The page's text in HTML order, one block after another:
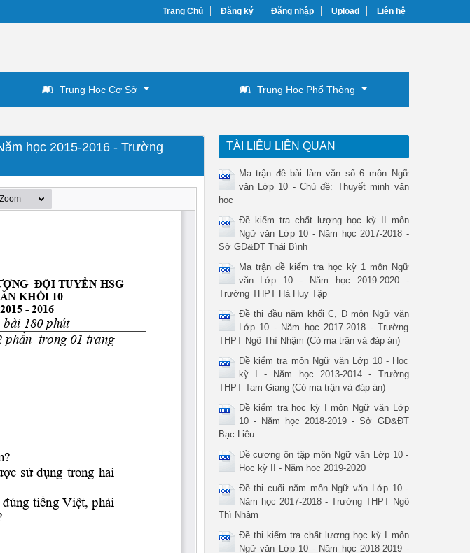
Trang Chủ Đăng ký Đăng nhập Upload Liên hệ
Trung Học Cơ Sở Trung Học Phổ Thông
học 2015-2016 - Trường
TÀI LIỆU LIÊN QUAN
Ma trận đề bài làm văn số 6 môn Ngữ
văn Lớp 10 - Chủ đề: Thuyết minh văn
học
Đề kiểm tra chất lượng học kỳ II môn
Ngữ văn Lớp 10 - Năm học 2017-2018 -
Sở GD&ĐT Thái Bình
Ma trận đề kiểm tra học kỳ 1 môn Ngữ
văn Lớp 10 - Năm học 2019-2020 -
Trường THPT Hà Huy Tập
Đề thi đầu năm khối C, D môn Ngữ văn
Lớp 10 - Năm học 2017-2018 - Trường
THPT Ngô Thì Nhậm (Có ma trận và đáp án)
Đề kiểm tra môn Ngữ văn Lớp 10 - Học
kỳ I - Năm học 2013-2014 - Trường
THPT Tam Giang (Có ma trận và đáp án)
Đề kiểm tra học kỳ I môn Ngữ văn Lớp
10 - Năm học 2018-2019 - Sở GD&ĐT
Bạc Liêu
Đề cương ôn tập môn Ngữ văn Lớp 10 -
Học kỳ II - Năm học 2019-2020
Đề thi cuối năm môn Ngữ văn Lớp 10 -
Năm học 2017-2018 - Trường THPT Ngô
Thì Nhậm
Đề thi kiểm tra chất lương học kỳ I môn
Ngữ văn Lớp 10 - Năm học 2018-2019 -